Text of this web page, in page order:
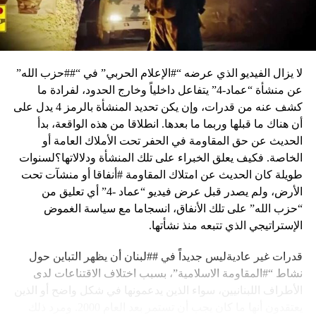
قرار مماثل في “مؤتمر نحو سياحة مستدامة” أكّد الحريري أن
“الخلافات السياسية هي مقتل لبنان” لافتاً الى أن “هذا البلد لا
يمكن أن يعمل الا إذا اتفقنا مع بعضنا البعض وهذا هو الأساس في
هذه الحكومة”. أما تكتل لبنان القوي فشدّد على أنّ “العلاقة
السياسية مع تيار المستقبل التي قامت عليها التسوية الرئاسية
والتي نتابعها بالعمل الحكومي غير مرتبطة بالطروحات التي
نطرحها والمبادئ التي نحملها، وهي فوق أي تفاهم”. وأكّد على
التسوية الرئاسية وعلى كل التفاهمات للإنتاج لا السجال، مشيرًا
إلى أنّنا “أكثر الحريصين على إنتاج الحكومة، ولكن هذا لا يعني ألا
نبدي رأينا ونعطي التحفيز اللازم للجميع بمن فيهم نحن”. وأوضح
التكتل بعد اجتماعه الأسبوعي أنّ حث الحكومة على الإنتاج ليس
استهدافاً لأحد، لافتًا إلى أنّ “الرقابة البرلمانية التي نقوم بها هي
رقابة للدولة اللبنانية والمسألة ليست موضوعاً مذهبيًا او حزبيًا
أحد”. وتشدد مصادر تكتل لبنان القوي لـ”البناء” على ان رئيس
الجمهورية والوزير باسيل متمسكان بالتسوية الرئاسية، من دون
أن يعني ذلك التسليم بمخالفات وتجاوزات قد يرتكبها بعض
لا يزال الفيديو الذي عرضه “#الإعلام الحربي” في “##حزب الله”
عن منشأة “عماد-4” يتفاعل داخلياً وخارج الحدود، لفرادة ما
كشف عنه من قدرات، وإن يكن تحديد المنشأة بالرمز 4 يدل على
أن هناك ما قبلها وربما ما بعدها. انطلاقا من هذه الواقعة، بدأ
الحديث عن حق المقاومة في الحفر تحت الأملاك العامة أو
الخاصة. فكيف يعلق الخبراء على تلك المنشأة ودلالاتها؟لسنوات
طويلة كان الحديث عن امتلاك المقاومة #أنفاقا أو منشآت تحت
الأرض، ولم يصدر قبل عرض فيديو “عماد -4” أي تعليق من
“حزب الله” على تلك الأنفاق، انسجاما مع سياسة الغموض
الإستراتيجي الذي تتبعه منذ نشأتها.
قدرات غير عاديةليس جديداً في ##لبنان أن يظهر التباين حول
نشاط “#المقاومة الاسلامية”، بسبب اختلاف الاقتناعات لدى
الأطراف اللبنانيين، سواء الذين يدعمونها في شكل واضح أو الذين